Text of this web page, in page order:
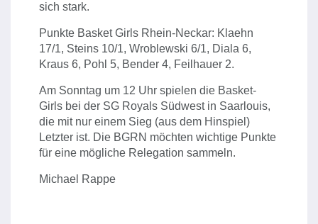
sich stark.
Punkte Basket Girls Rhein-Neckar: Klaehn
17/1, Steins 10/1, Wroblewski 6/1, Diala 6,
Kraus 6, Pohl 5, Bender 4, Feilhauer 2.
Am Sonntag um 12 Uhr spielen die Basket-
Girls bei der SG Royals Südwest in Saarlouis,
die mit nur einem Sieg (aus dem Hinspiel)
Letzter ist. Die BGRN möchten wichtige Punkte
für eine mögliche Relegation sammeln.
Michael Rappe